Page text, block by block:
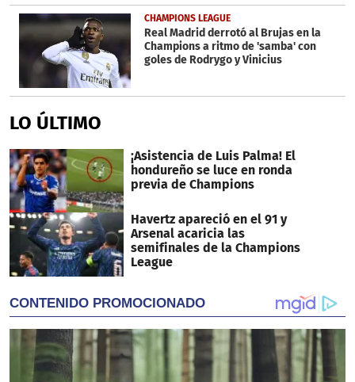
CHAMPIONS LEAGUE
Real Madrid derrotó al Brujas en la
Champions a ritmo de 'samba' con
goles de Rodrygo y Vinicius
LO ÚLTIMO
¡Asistencia de Luis Palma! El
hondureño se luce en ronda
previa de Champions
Havertz apareció en el 91 y
Arsenal acaricia las
semifinales de la Champions
League